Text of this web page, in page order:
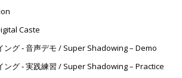
Caste
ング ‐ 音声デモ / Super Shadowing – Demo
ング ‐ 実践練習 / Super Shadowing – Practice